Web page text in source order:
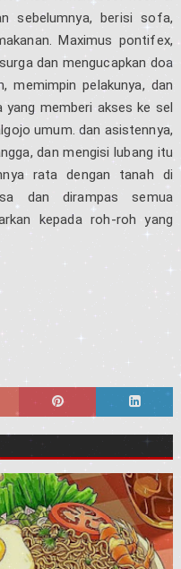
sebelumnya, berisi sofa,
Maximus pontifex,
dan mengucapkan doa
memimpin pelakunya, dan
memberi akses ke sel
umum. dan asistennya,
dan mengisi lubang itu
rata dengan tanah di
dan dirampas semua
kepada roh-roh yang